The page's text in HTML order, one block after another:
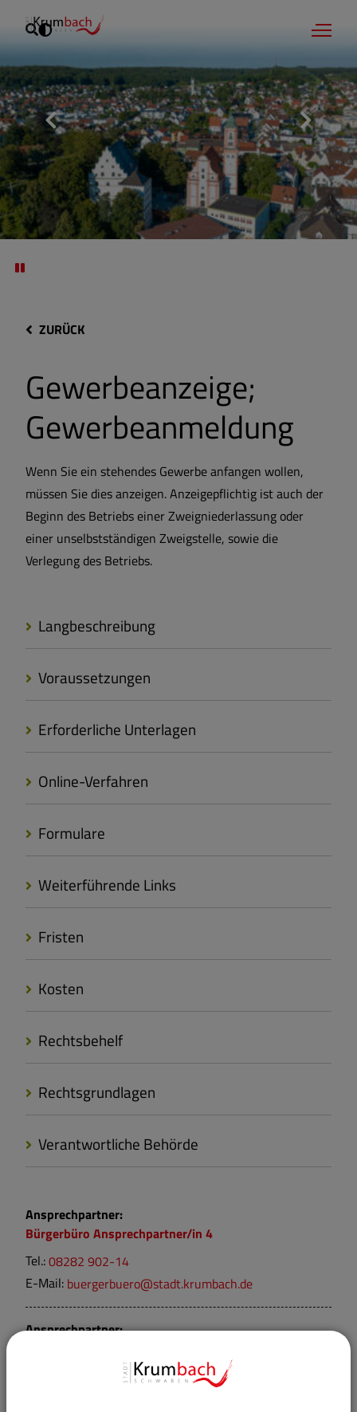
ZURÜCK
Gewerbeanzeige;
Gewerbeanmeldung
Wenn Sie ein stehendes Gewerbe anfangen wollen,
müssen Sie dies anzeigen. Anzeigepflichtig ist auch der
Beginn des Betriebs einer Zweigniederlassung oder
einer unselbstständigen Zweigstelle, sowie die
Verlegung des Betriebs.
Langbeschreibung
Voraussetzungen
Erforderliche Unterlagen
Online-Verfahren
Formulare
Weiterführende Links
Fristen
Kosten
Rechtsbehelf
Rechtsgrundlagen
Verantwortliche Behörde
Ansprechpartner:
Bürgerbüro Ansprechpartner/in 4
Tel.:08282 902-14
E-Mail: buergerbuero@stadt.krumbach.de
Ansprechpartner:
08282 902-13